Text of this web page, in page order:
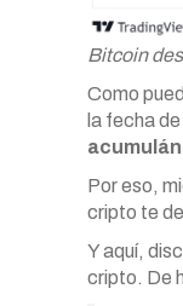
Bitcoin
Como
la fecha
Por eso,
cripto te
Y aquí,
cripto. De